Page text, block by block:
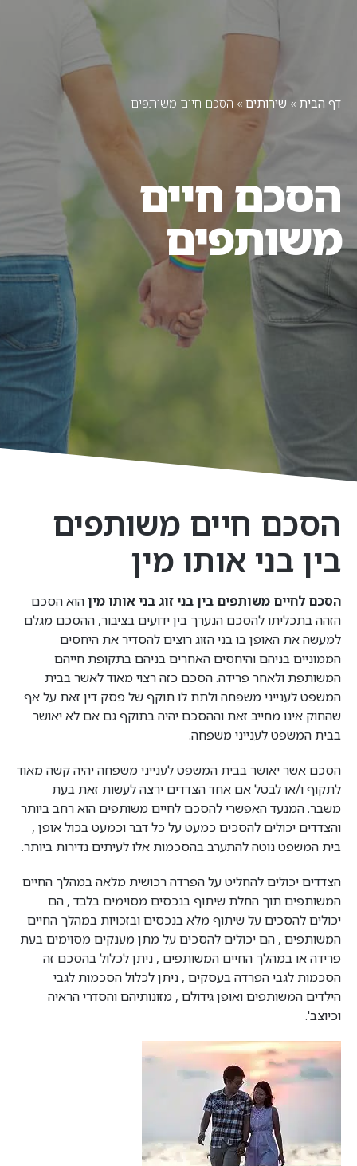
דף הבית » שירותים » הסכם חיים משותפים
הסכם חיים
משותפים
הסכם חיים משותפים
בין בני אותו מין
הסכם לחיים משותפים בין בני זוג בני אותו מיןהוא הסכם
הזהה בתכליתו להסכם הנערך בין ידועים בציבור, ההסכם מגלם
למעשה את האופן בו בני הזוג רוצים להסדיר את היחסים
הממוניים בניהם והיחסים האחרים בניהם בתקופת חייהם
המשותפת ולאחר פרידה. הסכם כזה רצוי מאוד לאשר בבית
המשפט לענייני משפחה ולתת לו תוקף של פסק דין זאת על אף
שהחוק אינו מחייב זאת וההסכם יהיה בתוקף גם אם לא יאושר
בבית המשפט לענייני משפחה.
הסכם אשר יאושר בבית המשפט לענייני משפחה יהיה קשה מאוד
לתקוף ו/או לבטל אם אחד הצדדים ירצה לעשות זאת בעת
משבר. המנעד האפשרי להסכם לחיים משותפים הוא רחב ביותר
והצדדים יכולים להסכים כמעט על כל דבר וכמעט בכול אופן ,
בית המשפט נוטה להתערב בהסכמות אלו לעיתים נדירות ביותר.
הצדדים יכולים להחליט על הפרדה רכושית מלאה במהלך החיים
המשותפים תוך החלת שיתוף בנכסים מסוימים בלבד , הם
יכולים להסכים על שיתוף מלא בנכסים ובזכויות במהלך החיים
המשותפים , הם יכולים להסכים על מתן מענקים מסוימים בעת
פרידה או במהלך החיים המשותפים , ניתן לכלול בהסכם זה
הסכמות לגבי הפרדה בעסקים , ניתן לכלול הסכמות לגבי
הילדים המשותפים ואופן גידולם , מזונותיהם והסדרי הראיה
וכיוצב'.